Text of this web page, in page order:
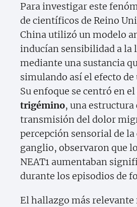
Para investigar este
de científicos de Reino
China utilizó un modelo
inducían sensibilidad a la
mediante una sustancia
simulando así el efecto
Su enfoque se centró en el
trigémino, una estructura
transmisión del dolor
percepción sensorial de la
ganglio, observaron que
NEAT1 aumentaban
durante los episodios de
El hallazgo más relevante